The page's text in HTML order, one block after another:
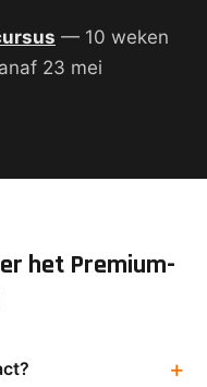
— 10 weken
23 mei
het Premium-